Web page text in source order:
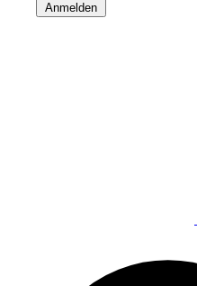
Anmelden